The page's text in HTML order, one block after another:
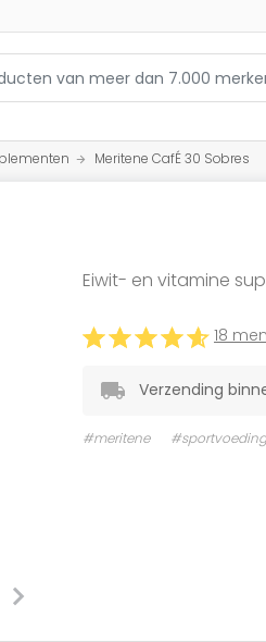
Meritene CafÉ 30 Sobres
Eiwit- en vitamine
18
Verzending
#meritene #sportvoeding